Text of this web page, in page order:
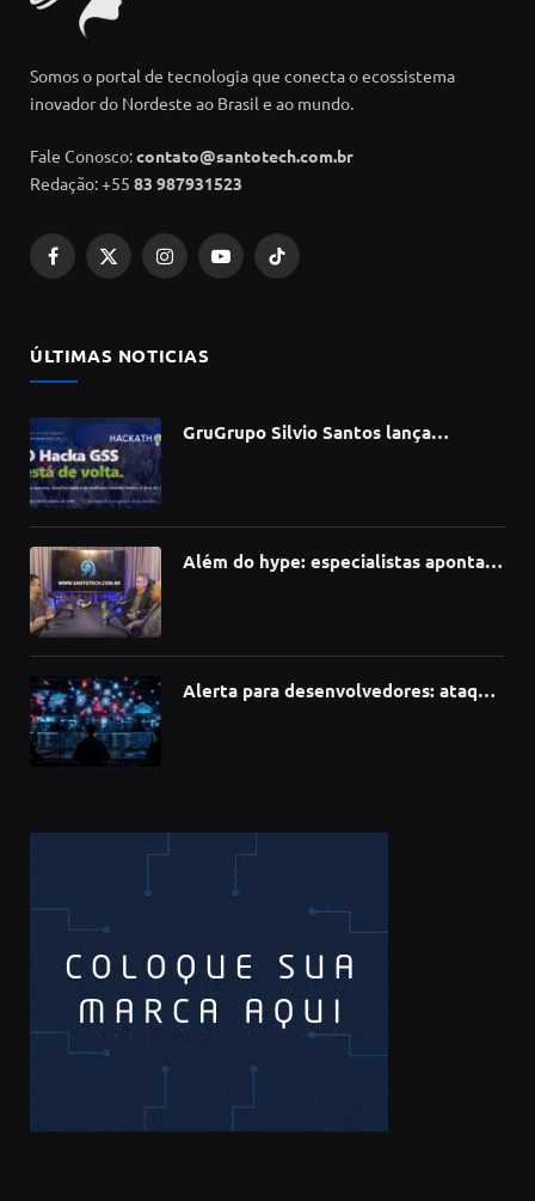
Somos o portal de tecnologia que conecta o ecossistema
inovador do Nordeste ao Brasil e ao mundo.
Fale Conosco:contato@santotech.com.br
Redação: +55 83 987931523
Facebook
X
InstagramYouTubeTikTok
ÚLTIMAS NOTICIAS
GruGrupo Silvio Santos lança
Além do hype: especialistas apontam
Alerta para desenvolvedores: ataque